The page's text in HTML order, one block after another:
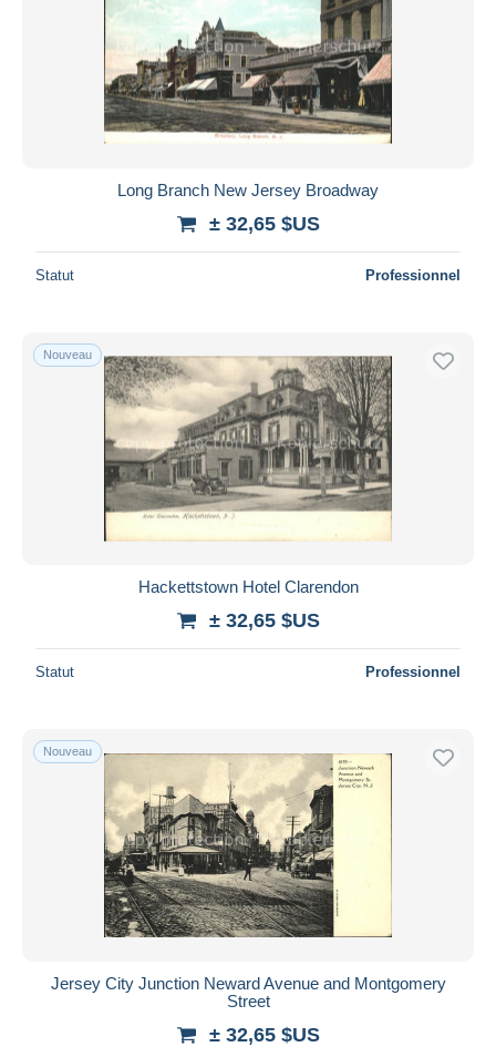
Long Branch New Jersey Broadway
± 32,65 $US
Statut Professionnel
Nouveau
Hackettstown Hotel Clarendon
± 32,65 $US
Statut Professionnel
Nouveau
Jersey City Junction Neward Avenue and Montgomery
Street
± 32,65 $US